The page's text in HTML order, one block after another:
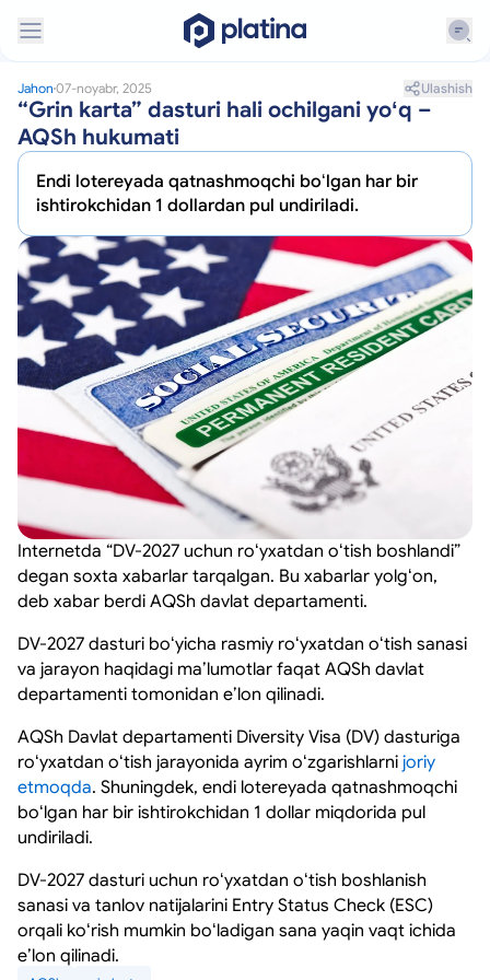
Jahon 07-noyabr, 2025 Ulashish
“Grin karta” dasturi hali ochilgani yoʻq –
AQSh hukumati
Endi lotereyada qatnashmoqchi boʻlgan har bir
ishtirokchidan 1 dollardan pul undiriladi.
Internetda “DV-2027 uchun roʻyxatdan oʻtish boshlandi”
degan soxta xabarlar tarqalgan. Bu xabarlar yolgʻon,
deb xabar berdi AQSh davlat departamenti.
DV-2027 dasturi boʻyicha rasmiy roʻyxatdan oʻtish sanasi
va jarayon haqidagi maʼlumotlar faqat AQSh davlat
departamenti tomonidan eʼlon qilinadi.
AQSh Davlat departamenti Diversity Visa (DV) dasturiga
roʻyxatdan oʻtish jarayonida ayrim oʻzgarishlarni joriy
etmoqda. Shuningdek, endi lotereyada qatnashmoqchi
boʻlgan har bir ishtirokchidan 1 dollar miqdorida pul
undiriladi.
DV-2027 dasturi uchun roʻyxatdan oʻtish boshlanish
sanasi va tanlov natijalarini Entry Status Check (ESC)
orqali koʻrish mumkin boʻladigan sana yaqin vaqt ichida
eʼlon qilinadi.